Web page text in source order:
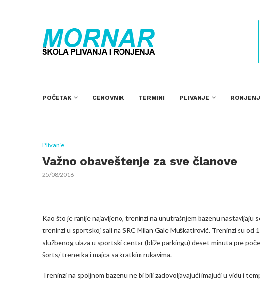
POČETAK CENOVNIK TERMINI PLIVANJE
Plivanje
Važno obaveštenje za sve članove
25/08/2016
Kao što je ranije najavljeno, treninzi na unutrašnjem bazenu nastavljaju
treninzi u sportskoj sali na SRC Milan Gale Muškatirović. Treninzi su od
službenog ulaza u sportski centar (bliže parkingu) deset minuta pre
šorts/ trenerka i majca sa kratkim rukavima.
Treninzi na spoljnom bazenu ne bi bili zadovoljavajući imajući u vidu i